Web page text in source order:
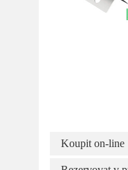
Koupit on-line